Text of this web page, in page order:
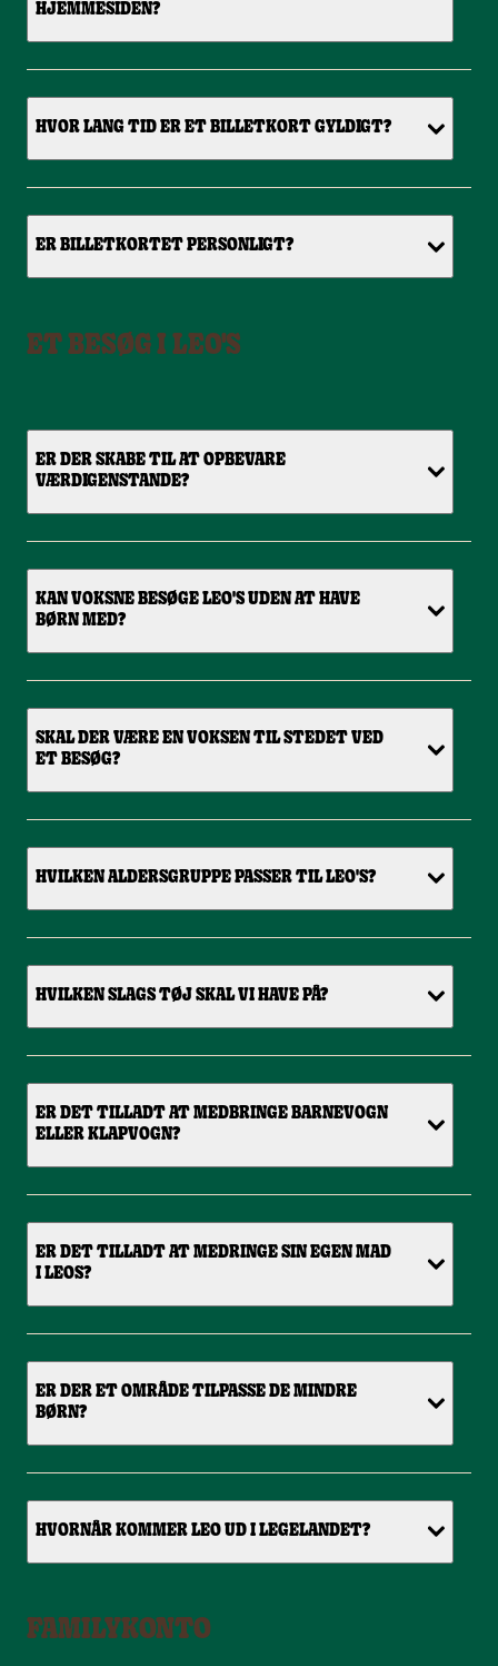
HJEMMESIDEN?
HVOR LANG TID ER ET BILLETKORT GYLDIGT?
ER BILLETKORTET PERSONLIGT?
ET BESØG I LEO'S
ER DER SKABE TIL AT OPBEVARE
VÆRDIGENSTANDE?
KAN VOKSNE BESØGE LEO'S UDEN AT HAVE
BØRN MED?
SKAL DER VÆRE EN VOKSEN TIL STEDET VED
ET BESØG?
HVILKEN ALDERSGRUPPE PASSER TIL LEO'S?
HVILKEN SLAGS TØJ SKAL VI HAVE PÅ?
ER DET TILLADT AT MEDBRINGE BARNEVOGN
ELLER KLAPVOGN?
ER DET TILLADT AT MEDRINGE SIN EGEN MAD
I LEOS?
ER DER ET OMRÅDE TILPASSE DE MINDRE
BØRN?
HVORNÅR KOMMER LEO UD I LEGELANDET?
FAMILYKONTO